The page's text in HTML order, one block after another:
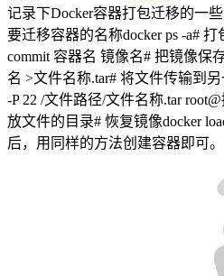
记录下Docker容器打包迁移的一
要迁移容器的名称docker ps -a#
commit 容器名 镜像名# 把镜像保
名 >文件名称.tar# 将文件传输到
-P 22 /文件路径/文件名称.tar
放文件的目录# 恢复镜像docker
后，用同样的方法创建容器即可。